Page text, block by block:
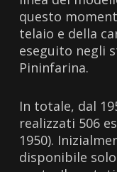
questo
telaio e della
eseguito negli
Pininfarina.
In totale, dal
realizzati 506
1950).
disponibile